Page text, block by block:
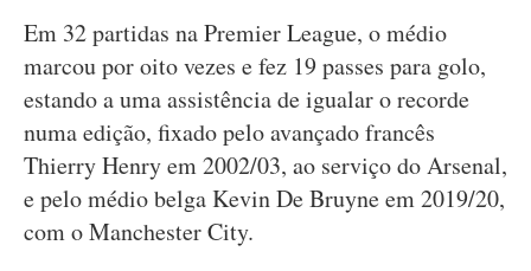
Em 32 partidas na Premier League, o médio
marcou por oito vezes e fez 19 passes para golo,
estando a uma assistência de igualar o recorde
numa edição, fixado pelo avançado francês
Thierry Henry em 2002/03, ao serviço do Arsenal,
e pelo médio belga Kevin De Bruyne em 2019/20,
com o Manchester City.